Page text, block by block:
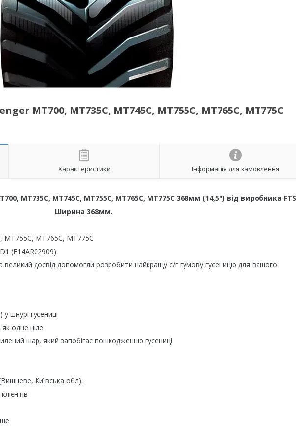
MT700, MT735C, MT745C, MT755C, MT765C, MT775C
Характеристики Інформація для замовлення
MT735C, MT745C, MT755C, MT765C, MT775C 368мм (14,5") від виробника FTS
Ширина 368мм.
MT755C, MT765C, MT775C
(E14AR02909)
великий досвід допомогли розробити найкращу с/г гумову гусеницю для вашого
шнурі гусениці
одне ціле
шар, який запобігає пошкодженню гусениці
Київська обл).